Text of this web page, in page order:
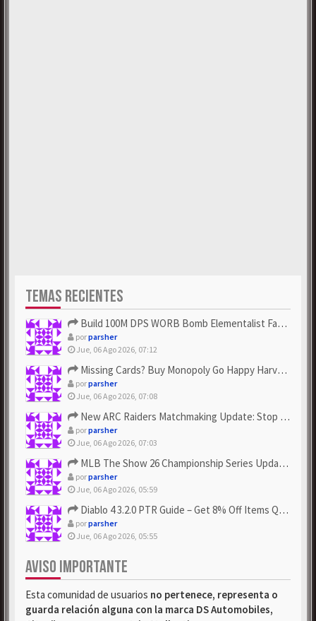
TEMAS RECIENTES
Build 100M DPS WORB Bomb Elementalist Fast - Grab POE Curren...
porparsher
Jue, 06 Ago 2026, 07:12
Missing Cards? Buy Monopoly Go Happy Harvest with Looney Tun...
porparsher
Jue, 06 Ago 2026, 07:08
New ARC Raiders Matchmaking Update: Stop Failed - Grab Bluep...
porparsher
Jue, 06 Ago 2026, 07:03
MLB The Show 26 Championship Series Update! Get Cheap & ...
porparsher
Jue, 06 Ago 2026, 05:59
Diablo 4 3.2.0 PTR Guide – Get 8% Off Items Quickly to Test ...
porparsher
Jue, 06 Ago 2026, 05:55
AVISO IMPORTANTE
Esta comunidad de usuarios no pertenece, representa o
guarda relación alguna con la marca DS Automobiles,